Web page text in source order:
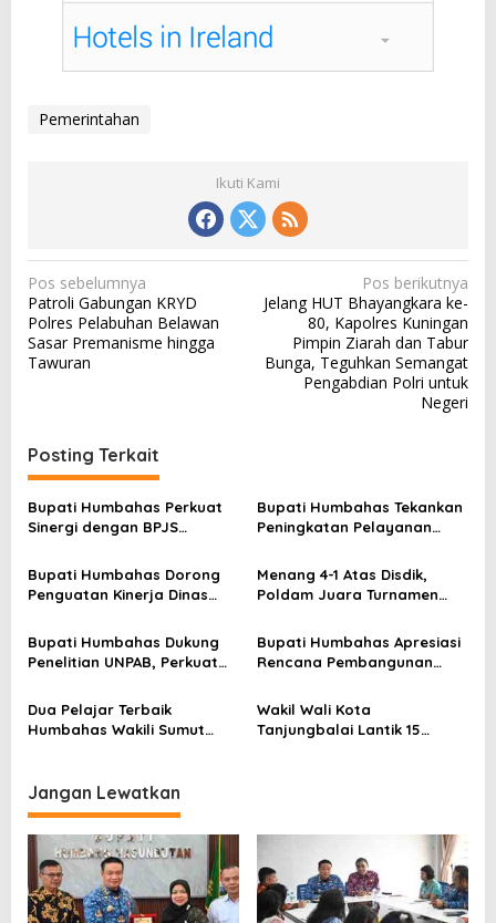
Pemerintahan
Ikuti Kami
N
a
v
i
s
i
p
o
s
Pos sebelumnya
Patroli Gabungan KRYD
Polres Pelabuhan Belawan
Sasar Premanisme hingga
Tawuran
Pos berikutnya
Jelang HUT Bhayangkara ke-
80, Kapolres Kuningan
Pimpin Ziarah dan Tabur
Bunga, Teguhkan Semangat
Pengabdian Polri untuk
Negeri
Posting Terkait
Bupati Humbahas Perkuat
Sinergi dengan BPJS
Perluas Perlindungan
Pekerja
Bupati Humbahas Tekankan
Peningkatan Pelayanan
Utamakan Profesionalisme
dan Integritas
Bupati Humbahas Dorong
Penguatan Kinerja Dinas
SDM Berkualitas
Menang 4-1 Atas Disdik,
Poldam Juara Turnamen
Bupati Humbahas Dukung
Penelitian UNPAB, Perkuat
Toba
Bupati Humbahas Apresiasi
Rencana Pembangunan
Marbun Pollung
Dua Pelajar Terbaik
Humbahas Wakili Sumut
Wakil Wali Kota
Tanjungbalai Lantik 15
Jangan Lewatkan